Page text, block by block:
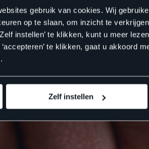
gebruik van cookies. Wij
op te slaan, om inzicht te
instellen’ te klikken, kunt u meer
te klikken, gaat u akkoord
.
Zelf instellen